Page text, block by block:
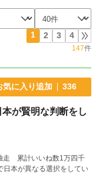
1 2 3 4
147件
気に入り追加 336
明な判断をし
走 累計いいね数1万四千